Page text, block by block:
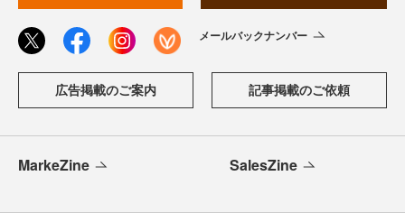
メールバックナンバー
広告掲載のご案内 記事掲載のご依頼
MarkeZine SalesZine